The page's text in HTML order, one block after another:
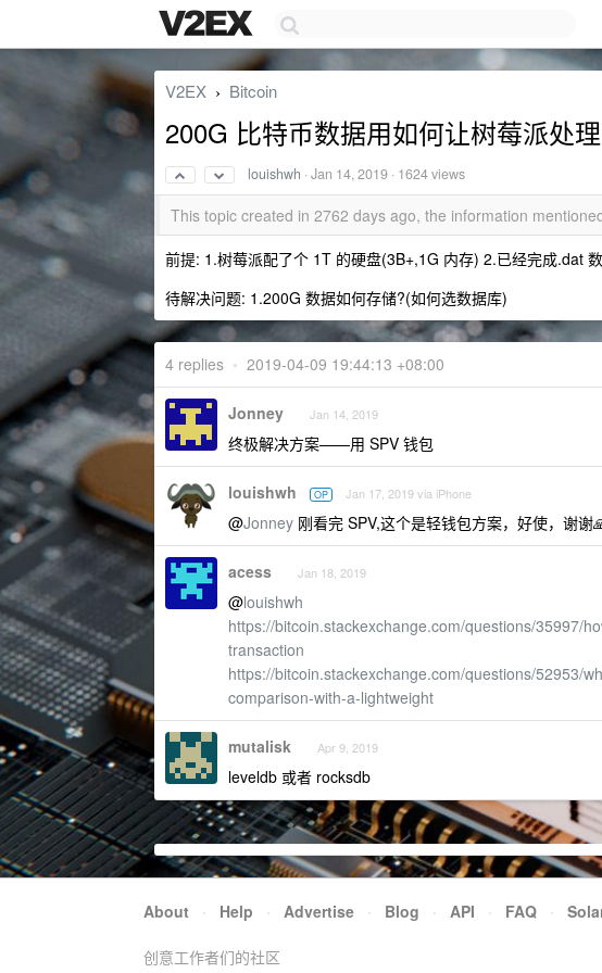
V2EX › Bitcoin
200G 比特币数据用如何让树莓派处
louishwh ·Jan 14, 2019 · 1624 views
This topic created in 2762 days ago, the information
前提: 1.树莓派配了个 1T 的硬盘(3B+,1G 内存) 2.已经完成.dat
待解决问题: 1.200G 数据如何存储?(如何选数据库)
4 replies • 2019-04-09 19:44:13 +08:00
Jonney Jan 14, 2019
终极解决方案——用 SPV 钱包
louishwh OP Jan 17, 2019 via iPhone
@Jonney 刚看完 SPV,这个是轻钱包方案，好使，谢谢
acess Jan 18, 2019
@louishwh
https://bitcoin.stackexchange.com/questions/35997/
transaction
https://bitcoin.stackexchange.com/questions/52953/
comparison-with-a-lightweight
mutalisk Apr 9, 2019
leveldb 或者 rocksdb
About · Help · Advertise · Blog · API · FAQ ·
创意工作者们的社区